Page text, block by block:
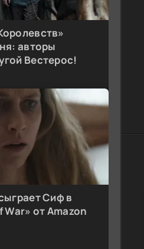
авторы
Вестерос!
Сиф в
War» от Amazon